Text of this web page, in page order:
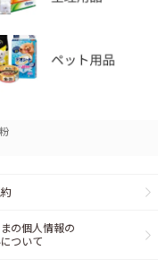
の個人情報の
ついて